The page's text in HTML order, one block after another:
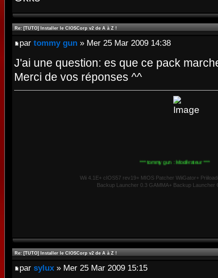
Re: [TUTO] Installer le CIOSCorp v2 de A à Z !
par tommy gun » Mer 25 Mar 2009 14:38
J'ai une question: es que ce pack
Merci de vos réponses ^^
*** tommy gun : Modérateur ***
Wii 4.1E+ cIOS57 rev19+ MIOS Patcher WiiGator+
Backup Launcher 0.3 GAMMA+ Backup Launcher
Re: [TUTO] Installer le CIOSCorp v2 de A à Z !
par sylux » Mer 25 Mar 2009 15:15